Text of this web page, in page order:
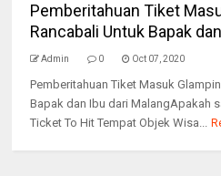
Pemberitahuan Tiket
Rancabali Untuk Bapak
Admin 0 Oct 07, 2020
Pemberitahuan Tiket Masuk
Bapak dan Ibu dari MalangApakah
Ticket To Hit Tempat Objek Wisa...